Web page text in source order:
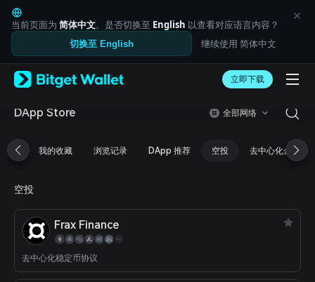
English
日本語
Tiếng Việt
Русский
Español (Latinoamérica)
Türkçe
Français
简体中文
繁體中文
Bahasa Indonesia
ภาษาไทย
العربية
Español
Português (Brasil)
当前页面为 简体中文。是否切换至 English 以查看对应语言内容？
切换至 English 继续使用 简体中文
立即下载
DApp Store 全部网络
我的收藏 浏览记录 DApp 推荐 空投 去中心化金融
空投
Frax Finance
去中心化稳定币协议